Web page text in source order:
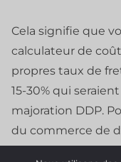
Cela signifie que
calculateur de
propres taux de
15-30% qui
majoration DDP.
du commerce de
marge de 40-